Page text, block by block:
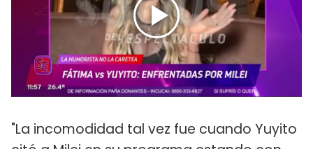
"La incomodidad tal vez fue cuando Yuyito